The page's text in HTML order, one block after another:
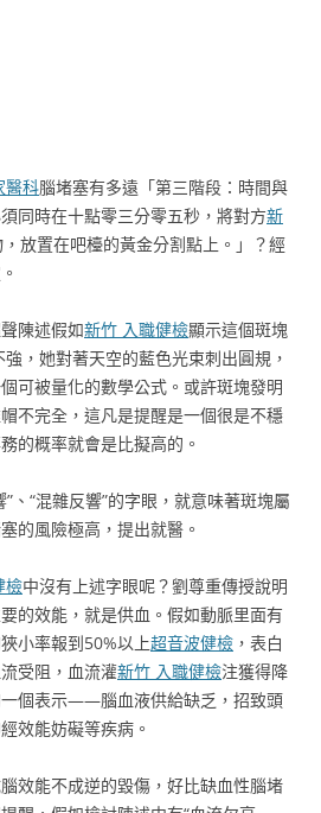
醫科腦堵塞有多遠「第三階段：時間與
同時在十點零三分零五秒，將對方新
放置在吧檯的黃金分割點上。」？經
陳述假如新竹 入職健檢顯示這個斑塊
強，她對著天空的藍色光束刺出圓規，
可被量化的數學公式。或許斑塊發明
不完全，這凡是提醒是一個很是不穩
的概率就會是比擬高的。
、“混雜反響”的字眼，就意味著斑塊屬
的風險極高，提出就醫。
檢中沒有上述字眼呢？劉尊重傳授說明
的效能，就是供血。假如動脈里面有
小率報到50%以上超音波健檢 ，表白
受阻，血流灌新竹 入職健檢注獲得降
個表示——腦血液供給缺乏，招致頭
效能妨礙等疾病。
效能不成逆的毀傷，好比缺血性腦堵